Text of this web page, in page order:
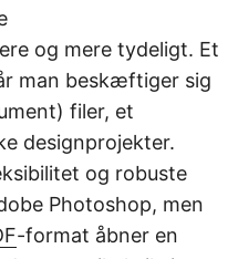
og mere tydeligt. Et
man beskæftiger sig
filer, et
designprojekter.
og robuste
Photoshop, men
-format åbner en